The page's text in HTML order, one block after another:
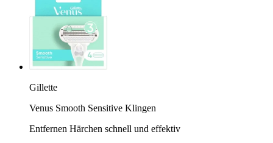
Gillette
Venus Smooth Sensitive Klingen
Entfernen Härchen schnell und effektiv